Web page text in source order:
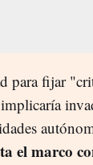
para fijar
el marco